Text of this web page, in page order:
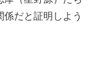
だと証明しよう